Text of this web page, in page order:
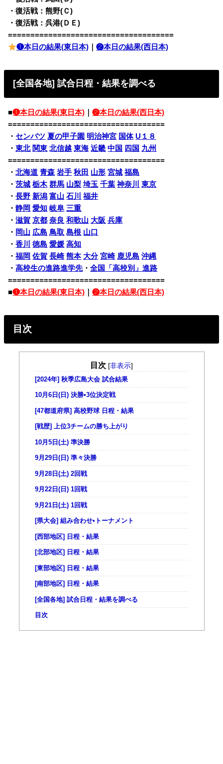
・復活戦：熊野(Ｃ)
・復活戦：呉港(ＤＥ)
=====================================
❶本日の結果(東日本) ｜❷本日の結果(西日本)
[全国各地] 試合日程・結果を調べる
■❶本日の結果(東日本) ｜❷本日の結果(西日本)
===================================
・ センバツ 夏の甲子園 明治神宮 国体 U１８
・東北 関東 北信越 東海 近畿 中国 四国 九州
===================================
・北海道 青森 岩手 秋田 山形 宮城 福島
・茨城 栃木 群馬 山梨 埼玉 千葉 神奈川 東京
・長野 新潟 富山 石川 福井
・静岡 愛知 岐阜 三重
・滋賀 京都 奈良 和歌山 大阪 兵庫
・ 岡山 広島 鳥取 島根 山口
・香川 徳島 愛媛 高知
・福岡 佐賀 長崎 熊本 大分 宮崎 鹿児島 沖縄
・高校生の進路進学先・全国「高校別」進路
===================================
■❶本日の結果(東日本) ｜❷本日の結果(西日本)
目次
目次 [非表示]
[2024年] 秋季広島大会 試合結果
10月6日(日) 決勝•3位決定戦
[47都道府県] 高校野球 日程・結果
[戦歴] 上位3チームの勝ち上がり
10月5日(土) 準決勝
9月29日(日) 準々決勝
9月28日(土) 2回戦
9月22日(日) 1回戦
9月21日(土) 1回戦
[県大会] 組み合わせ•トーナメント
[西部地区] 日程・結果
[北部地区] 日程・結果
[東部地区] 日程・結果
[南部地区] 日程・結果
[全国各地] 試合日程・結果を調べる
目次